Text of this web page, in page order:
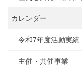
カレンダー
令和7年度活動実績
主催・共催事業